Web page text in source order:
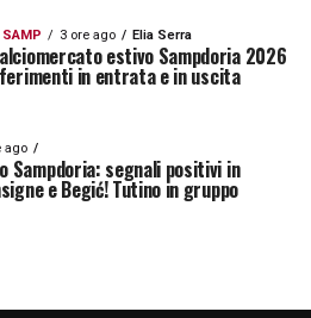
3 ore ago Elia Serra
estivo Sampdoria 2026
in entrata e in uscita
ago
Sampdoria: segnali positivi in
e Begić! Tutino in gruppo